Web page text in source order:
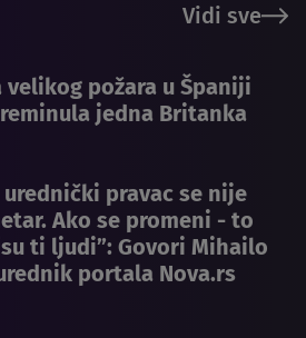
Vidi sve
velikog požara u Španiji
jedna Britanka
urednički pravac se nije
Ako se promeni - to
ti ljudi”: Govori Mihailo
portala Nova.rs